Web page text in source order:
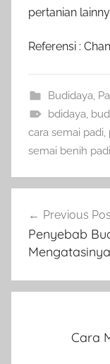
pertanian
Referensi :
Budidaya,
bdidaya,
cara semai padi,
semai benih padi
pos
Previous
Penyebab
Mengatasinya
Cara